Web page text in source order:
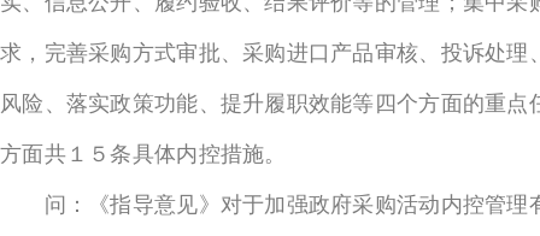
求，完善采购方式审批、采购进口产品审核、投诉处
风险、落实政策功能、提升履职效能等四个方面的重
方面共１５条具体内控措施。
问：《指导意见》对于加强政府采购活动内控管理